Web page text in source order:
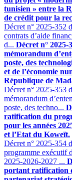
tunisien » entre la
de crédit pour la
Décret n° 2025-352
contrats d’aide
d... Décret n°
mémorandum
poste, des
et de l’économie
République de
Décret n° 2025-353
mémorandum
poste, des techno...
ratification du
pour les années
et l’Etat du Koweït.
Décret n° 2025-354
programme exécutif
2025-2026-2027 ...
portant ratification